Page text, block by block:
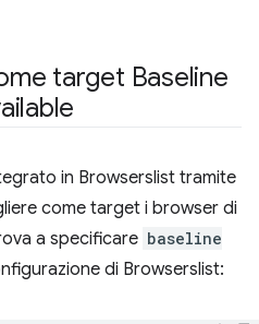
target Baseline
in Browserslist tramite
come target i browser di
a specificare baseline
di Browserslist: